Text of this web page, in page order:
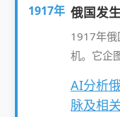
1917年 俄国发
1917年俄
机。它企
AI分析
脉及相